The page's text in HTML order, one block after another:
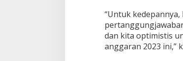
“Untuk
dan kita optimistis
anggaran 2023 ini,”